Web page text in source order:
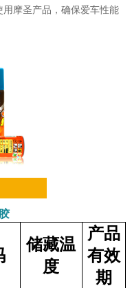
摩圣产品，确保爱车性能
储藏温
度
产品
有效
期